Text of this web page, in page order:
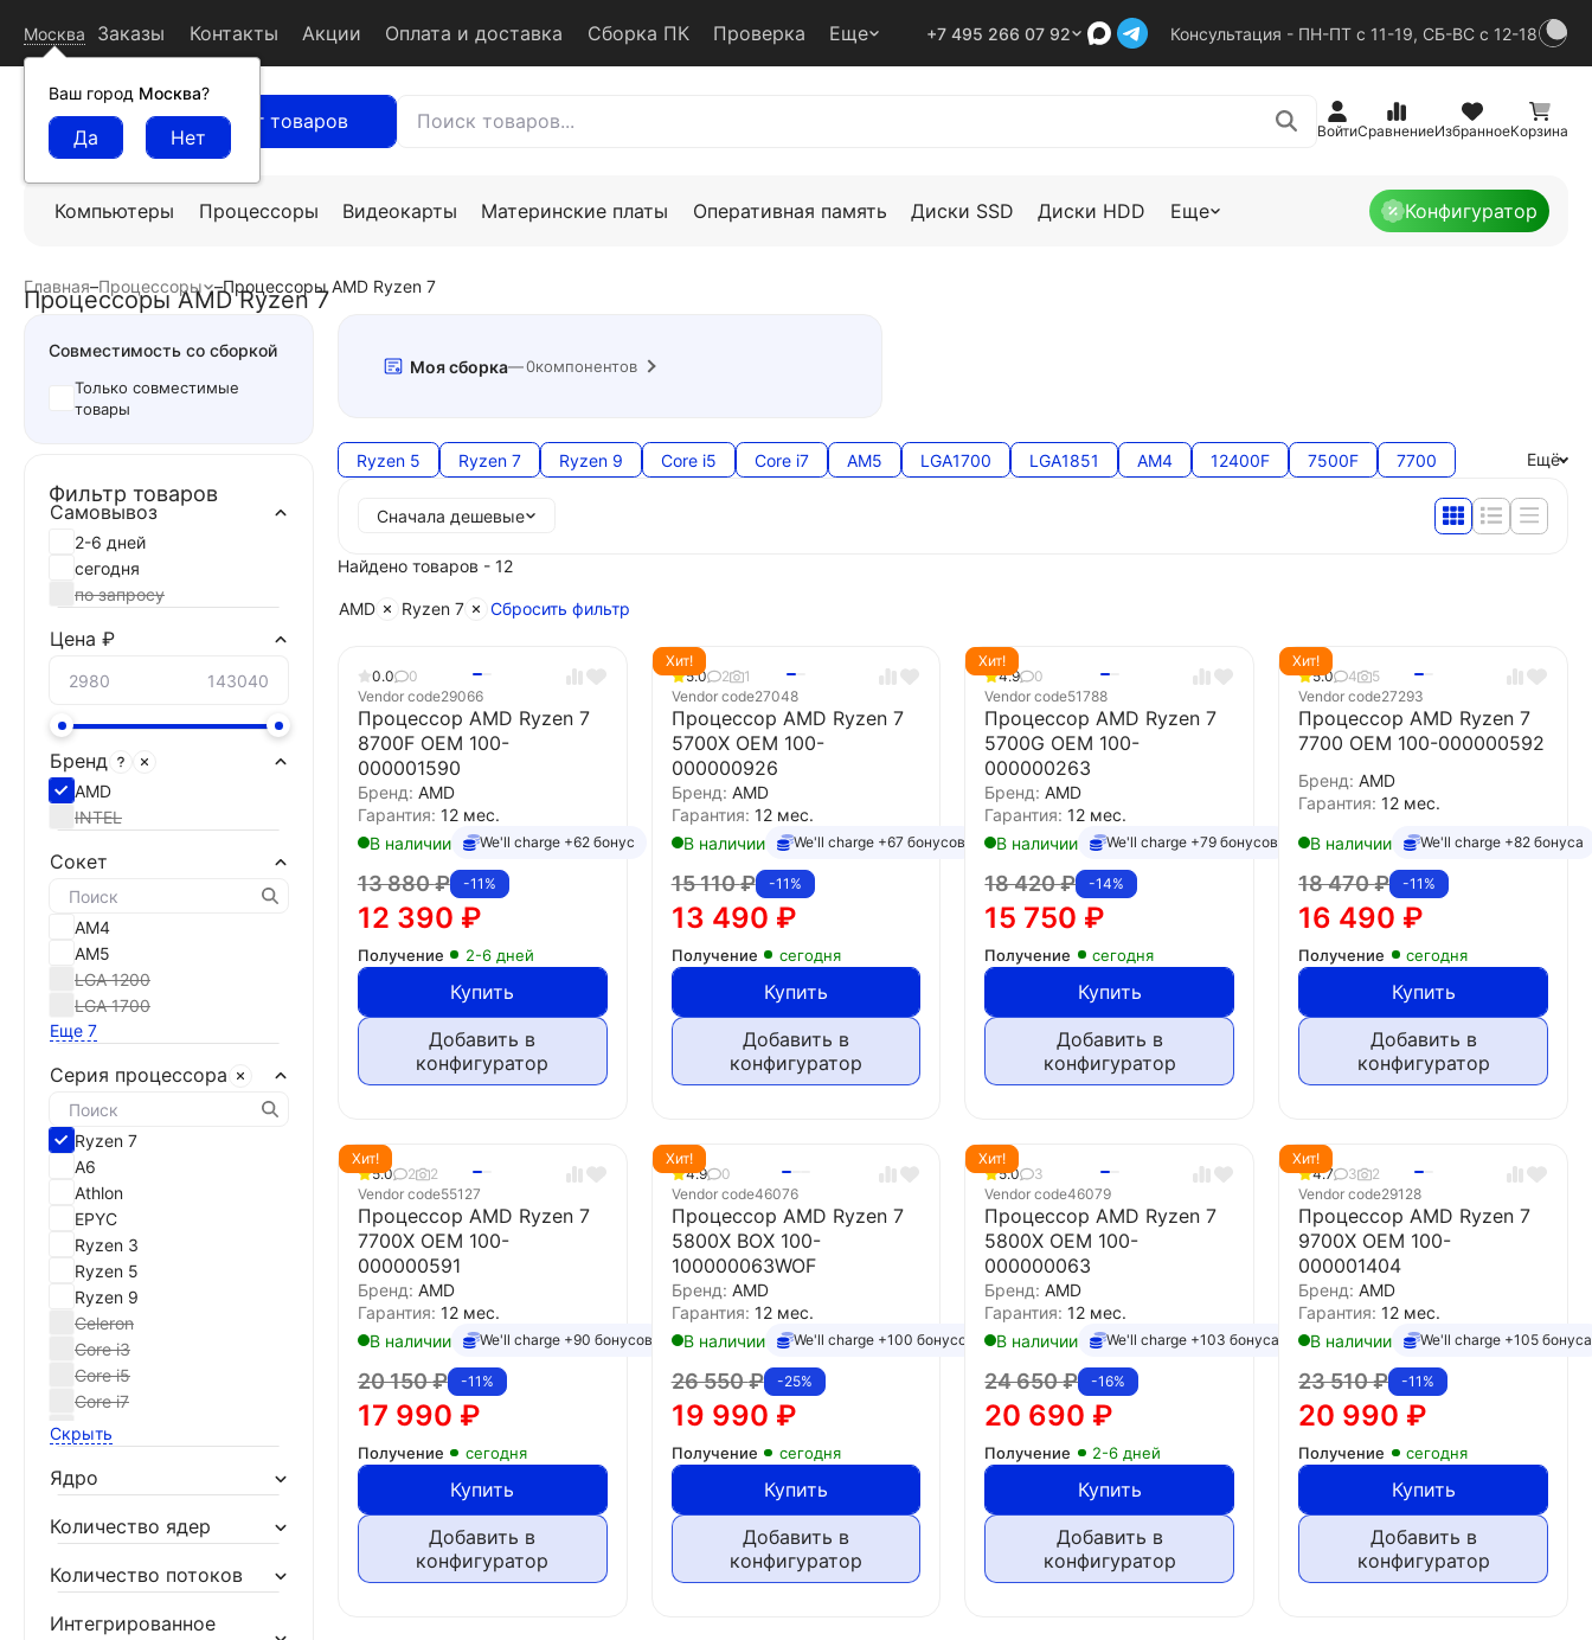
Москва
Ваш город Москва?
Заказы Контакты Акции Оплата и доставка Сборка ПК Проверка Еще +7 495 266 07 92 Консультация - ПН-ПТ с 11-19, СБ-ВС с 12-18
Каталог товаров ВойтиСравнениеИзбранноеКорзина
Компьютеры Процессоры Видеокарты Материнские платы Оперативная память Диски SSD Диски HDD Еще Конфигуратор
Главная–Процессоры –Процессоры AMD Ryzen 7
Процессоры AMD Ryzen 7
Моя сборка 0компонентов
Ryzen 5 Ryzen 7 Ryzen 9 Core i5 Core i7 AM5 LGA1700 LGA1851 AM4 12400F 7500F 7700 Ещё
Сначала дешевые
Найдено товаров - 12
AMD Ryzen 7 Сбросить фильтр
0.0
0
Vendor code29066
Процессор AMD Ryzen 7
8700F OEM 100-
000001590
Бренд: AMD
Гарантия: 12 мес.
В наличии
We'll charge +62 бонус
-11%
13 880₽
12 390 ₽
Получение 2-6 дней
Купить
Добавить в
конфигуратор
Хит!
5.0
2
1
Vendor code27048
Процессор AMD Ryzen 7
5700X OEM 100-
000000926
Бренд: AMD
Гарантия: 12 мес.
В наличии
We'll charge +67 бонусов
-11%
15 110₽
13 490 ₽
Получение сегодня
Купить
Добавить в
конфигуратор
Хит!
4.9
0
Vendor code51788
Процессор AMD Ryzen 7
5700G OEM 100-
000000263
Бренд:AMD
Гарантия:12 мес.
В наличии
We'll charge +79 бонусов
-14%
18 420₽
15 750 ₽
Получение сегодня
Купить
Добавить в
конфигуратор
Хит!
5.0
4
5
Vendor code27293
Процессор AMD Ryzen 7
7700 OEM 100-000000592
Бренд:AMD
Гарантия:12 мес.
В наличии
We'll charge +82 бонуса
-11%
18 470₽
16 490 ₽
Получение сегодня
Купить
Добавить в
конфигуратор
Хит!
5.0
2
2
Vendor code55127
Процессор AMD Ryzen 7
7700X OEM 100-
000000591
Бренд: AMD
Гарантия: 12 мес.
В наличии
We'll charge +90 бонусов
-11%
20 150₽
17 990 ₽
Получение сегодня
Купить
Добавить в
конфигуратор
Хит!
4.9
0
Vendor code46076
Процессор AMD Ryzen 7
5800X BOX 100-
100000063WOF
Бренд: AMD
Гарантия: 12 мес.
В наличии
We'll charge +100 бонусов
-25%
26 550₽
19 990 ₽
Получение сегодня
Купить
Добавить в
конфигуратор
Хит!
5.0
3
Vendor code46079
Процессор AMD Ryzen 7
5800X OEM 100-
000000063
Бренд:AMD
Гарантия:12 мес.
В наличии
We'll charge +103 бонуса
-16%
24 650₽
20 690 ₽
Получение 2-6 дней
Купить
Добавить в
конфигуратор
Хит!
4.7
3
2
Vendor code29128
Процессор AMD Ryzen 7
9700X OEM 100-
000001404
Бренд:AMD
Гарантия:12 мес.
В наличии
We'll charge +105 бонуса
-11%
23 510₽
20 990 ₽
Получение сегодня
Купить
Добавить в
конфигуратор
Совместимость со сборкой
Только совместимые
товары
Фильтр товаров
Самовывоз
2-6 дней
сегодня
по запросу
Цена ₽
Бренд
AMD
INTEL
Сокет
AM4
AM5
LGA 1200
LGA 1700
Еще 7
Серия процессора
A6
Athlon
EPYC
Ryzen 3
Ryzen 5
Ryzen 7
Ryzen 9
Celeron
Core i3
Core i5
Core i7
Core i9
Core Ultra 5
Core Ultra 7
XEON
Скрыть
Ядро
Количество ядер
Количество потоков
Интегрированное